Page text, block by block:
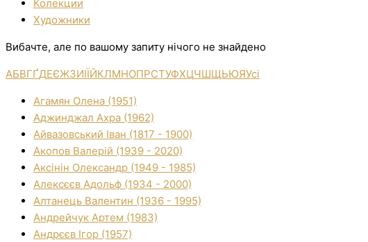
Колекции
Художники
Вибачте, але по вашому запиту нічого не знайдено
АБВГҐДЕЄЖЗИІЇЙКЛМНОПРСТУФХЦЧШЩЬЮЯУсі
Агамян Олена (1951)
Аджинджал Ахра (1962)
Айвазовський Іван (1817 - 1900)
Акопов Валерій (1939 - 2020)
Аксінін Олександр (1949 - 1985)
Алексєєв Адольф (1934 - 2000)
Алтанець Валентин (1936 - 1995)
Андрейчук Артем (1983)
Андрєєв Ігор (1957)